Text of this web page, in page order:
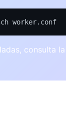
worker.conf
consulta la